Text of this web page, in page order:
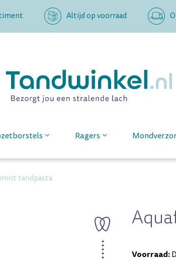
Altijd op voorraad
Ragers
tandpasta
Voorraad: